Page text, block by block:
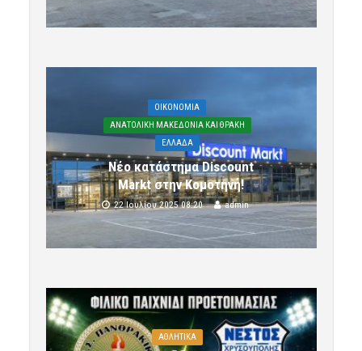
OIKONOMIA
ΑΝΑΤΟΛΙΚΗ ΜΑΚΕΔΟΝΙΑ ΚΑΙ ΘΡΑΚΗ
ΕΛΛΑΔΑ
Νέο κατάστημα Discount
Markt στην Κομοτηνή!
22 Ιουλίου 2025 08:20 admin
ΑΘΛΗΤΙΚΑ